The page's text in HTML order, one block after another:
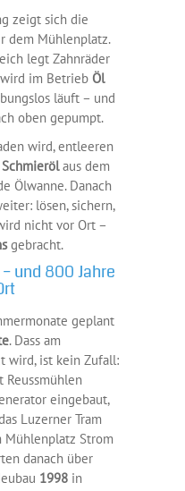
zeigt sich die
dem Mühlenplatz.
legt Zahnräder
im Betrieb Öl
läuft – und
oben gepumpt.
wird, entleeren
Schmierölaus dem
Ölwanne. Danach
lösen, sichern,
nicht vor Ort –
gebracht.
und 800 Jahre
geplant
. Dass am
wird, ist kein Zufall:
Reussmühlen
eingebaut,
Luzerner Tram
Mühlenplatz Strom
danach über
1998 in